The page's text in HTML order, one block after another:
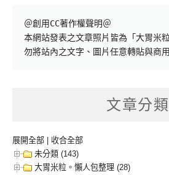
＠創用CC著作權聲明＠
本網站發表之文章照片皆為「大胃米
勿將站內之文字、圖片任意轉貼與商
文章分類
展開全部 | 收合全部
未分類 (143)
大胃米粒。懶人包整理 (28)